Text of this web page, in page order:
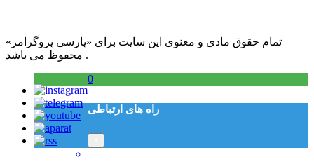
تمام حقوق مادی و معنوی این سایت برای «پارسی پروگرامر»
محفوظ می باشد .
0
راه های ارتباطی